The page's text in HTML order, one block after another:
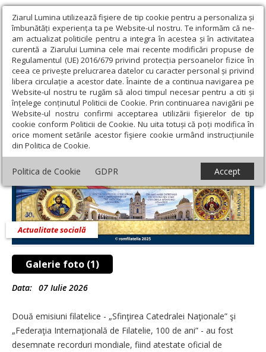
Ziarul Lumina utilizează fişiere de tip cookie pentru a personaliza și
îmbunătăți experiența ta pe Website-ul nostru. Te informăm că ne-
am actualizat politicile pentru a integra în acestea și în activitatea
curentă a Ziarului Lumina cele mai recente modificări propuse de
Regulamentul (UE) 2016/679 privind protecția persoanelor fizice în
ceea ce privește prelucrarea datelor cu caracter personal și privind
libera circulație a acestor date. Înainte de a continua navigarea pe
Website-ul nostru te rugăm să aloci timpul necesar pentru a citi și
înțelege conținutul Politicii de Cookie. Prin continuarea navigării pe
Website-ul nostru confirmi acceptarea utilizării fişierelor de tip
cookie conform Politicii de Cookie. Nu uita totuși că poți modifica în
orice moment setările acestor fişiere cookie urmând instrucțiunile
din Politica de Cookie.
Politica de Cookie GDPR Accept
Ziarul Lumina › Societate › Actualitate socială › Record mondial
pentru emisiunea filatelică „Sfinţirea Catedralei Naţionale”
Record mondial pentru emisiunea filatelică
„Sfinţirea Catedralei Naţionale”
Galerie foto (1)
Actualitate socială
Data: 07 Iulie 2026
Două emisiuni filatelice - „Sfinţirea Catedralei Naţionale” şi
„Federaţia Internaţională de Filatelie, 100 de ani” - au fost
desemnate recorduri mondiale, fiind atestate oficial de